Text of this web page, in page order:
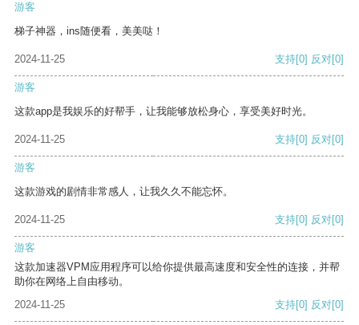
游客
梯子神器，ins随便看，美美哒！
2024-11-25 支持[0] 反对[0]
游客
这款app是我娱乐的好帮手，让我能够放松身心，享受美好时光。
2024-11-25 支持[0] 反对[0]
游客
这款游戏的剧情非常感人，让我久久不能忘怀。
2024-11-25 支持[0] 反对[0]
游客
这款加速器VPM应用程序可以给你提供最高速度和安全性的连接，并帮
助你在网络上自由移动。
2024-11-25
支持[0] 反对[0]